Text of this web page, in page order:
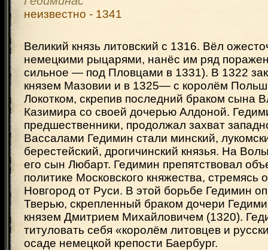
неизвестно - 1341
Великий князь литовский с 1316. Вёл
немецкими рыцарями, нанёс им ряд
сильное — под Пловцами в 1331). В 1322
князем Мазовии и в 1325— с королём
Локотком, скрепив последний браком сына
Казимира со своей дочерью Алдоной.
предшественники, продолжал захват
Вассалами Гедимин стали минский,
берестейский, дрогичинский князья. На
его сын Любарт. Гедимин препятствовал
политике Московского княжества, стремясь
Новгород от Руси. В этой борьбе Гедимин
Тверью, скрепленный браком дочери
князем Дмитрием Михайловичем (1320).
титуловать себя «королём литовцев и
осаде немецкой крепости Баербург.